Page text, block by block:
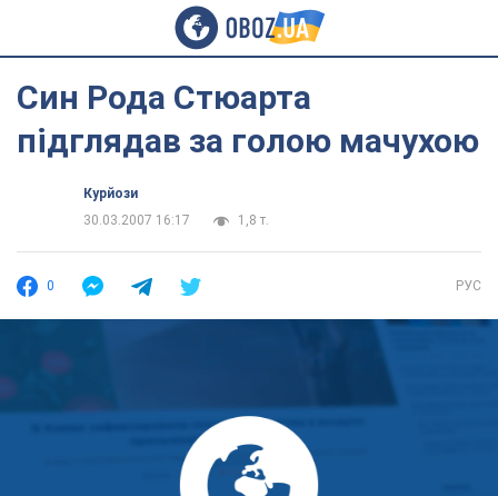
Син Рода Стюарта
підглядав за голою мачухою
Курйози
30.03.2007 16:17
1,8 т.
0 РУС